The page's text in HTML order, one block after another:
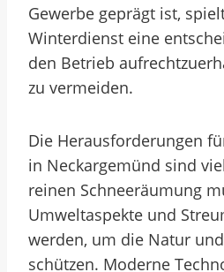
Gewerbe geprägt ist,
Winterdienst eine
den Betrieb
zu vermeiden.
Die Herausforderungen
in Neckargemünd sind
reinen Schneeräumung
Umweltaspekte und
werden, um die Natur
schützen. Moderne